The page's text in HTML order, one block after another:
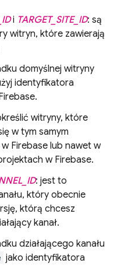
i TARGET_SITE_ID: są
witryn, które zawierają
domyślnej witryny
identyfikatora
witryny, które
w tym samym
Firebase lub nawet w
w Firebase.
: jest to
który obecnie
którą chcesz
kanał.
działającego kanału
jako identyfikatora